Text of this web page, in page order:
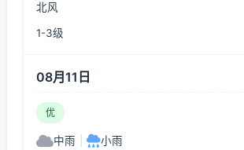
北风
1-3级
08月11日
优
中雨 小雨